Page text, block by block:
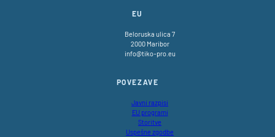
EU
Beloruska ulica 7
2000 Maribor
info@tiko-pro.eu
POVEZAVE
Javni razpisi
EU programi
Storitve
Uspešne zgodbe